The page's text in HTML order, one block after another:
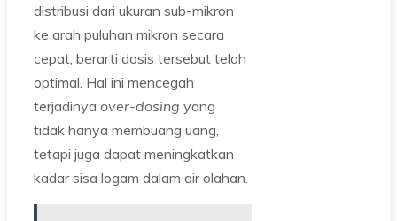
distribusi dari ukuran sub-mikron
ke arah puluhan mikron secara
cepat, berarti dosis tersebut telah
optimal. Hal ini mencegah
terjadinya over-dosing yang
tidak hanya membuang uang,
tetapi juga dapat meningkatkan
kadar sisa logam dalam air olahan.